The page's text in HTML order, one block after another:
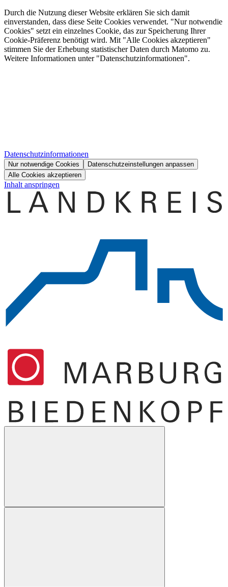
Durch die Nutzung dieser Website erklären Sie sich damit
einverstanden, dass diese Seite Cookies verwendet. "Nur notwendie
Cookies" setzt ein einzelnes Cookie, das zur Speicherung Ihrer
Cookie-Präferenz benötigt wird. Mit "Alle Cookies akzeptieren"
stimmen Sie der Erhebung statistischer Daten durch Matomo zu.
Weitere Informationen unter "Datenschutzinformationen".
Datenschutzinformationen
Nur notwendige Cookies
Datenschutzeinstellungen anpassen
Alle Cookies akzeptieren
Inhalt anspringen